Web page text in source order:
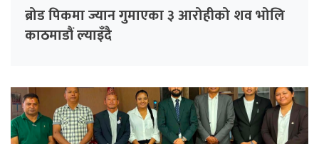
ब्रोड पिकमा ज्यान गुमाएका ३ आरोहीको शव भोलि
काठमाडौं ल्याइँदै